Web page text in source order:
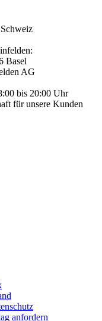
Basel
AG
bis 20:00 Uhr
für unsere Kunden
anfordern